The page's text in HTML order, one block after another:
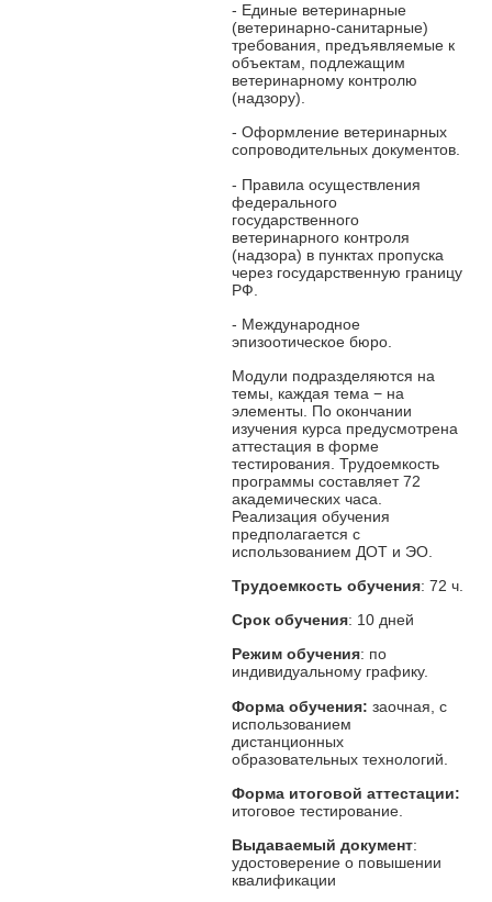
- Единые ветеринарные
(ветеринарно-санитарные)
требования, предъявляемые к
объектам, подлежащим
ветеринарному контролю
(надзору).
- Оформление ветеринарных
сопроводительных документов.
- Правила осуществления
федерального
государственного
ветеринарного контроля
(надзора) в пунктах пропуска
через государственную границу
РФ.
- Международное
эпизоотическое бюро.
Модули подразделяются на
темы, каждая тема − на
элементы. По окончании
изучения курса предусмотрена
аттестация в форме
тестирования. Трудоемкость
программы составляет 72
академических часа.
Реализация обучения
предполагается с
использованием ДОТ и ЭО.
Трудоемкость обучения: 72 ч.
Срок обучения: 10 дней
Режим обучения: по
индивидуальному графику.
Форма обучения:заочная, с
использованием
дистанционных
образовательных технологий.
Форма итоговой аттестации:
итоговое тестирование.
Выдаваемый документ:
удостоверение о повышении
квалификации